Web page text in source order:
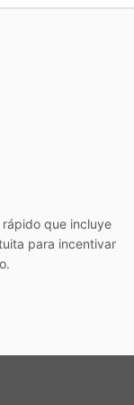
que incluye
para incentivar